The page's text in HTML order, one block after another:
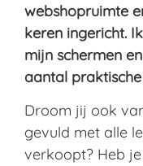
webshopruimte
keren ingericht.
mijn schermen
aantal
Droom jij ook
gevuld met alle
verkoopt? Heb